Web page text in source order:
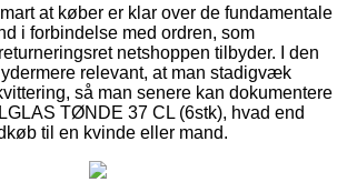
at køber er klar over de fundamentale
i forbindelse med ordren, som
netshoppen tilbyder. I den
relevant, at man stadigvæk
så man senere kan dokumentere
TØNDE 37 CL (6stk), hvad end
til en kvinde eller mand.